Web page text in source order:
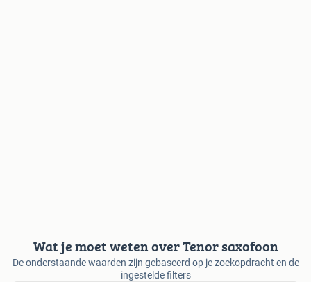
Wat je moet weten over Tenor saxofoon
De onderstaande waarden zijn gebaseerd op je zoekopdracht en de
ingestelde filters